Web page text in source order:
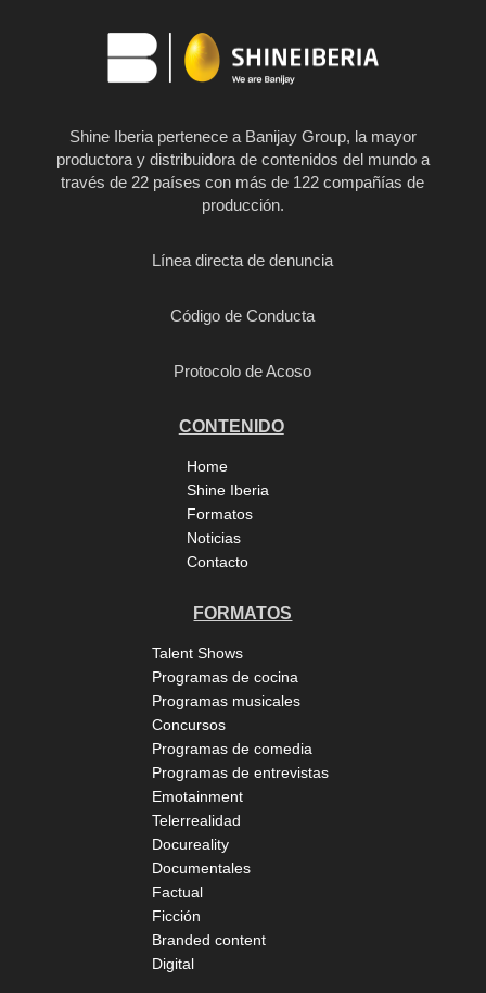
Shine Iberia pertenece a Banijay Group, la mayor
productora y distribuidora de contenidos del mundo a
través de 22 países con más de 122 compañías de
producción.
Línea directa de denuncia
Código de Conducta
Protocolo de Acoso
CONTENIDO
Home
Shine Iberia
Formatos
Noticias
Contacto
FORMATOS
Talent Shows
Programas de cocina
Programas musicales
Concursos
Programas de comedia
Programas de entrevistas
Emotainment
Telerrealidad
Docureality
Documentales
Factual
Ficción
Branded content
Digital